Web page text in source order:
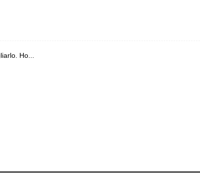
Ho...